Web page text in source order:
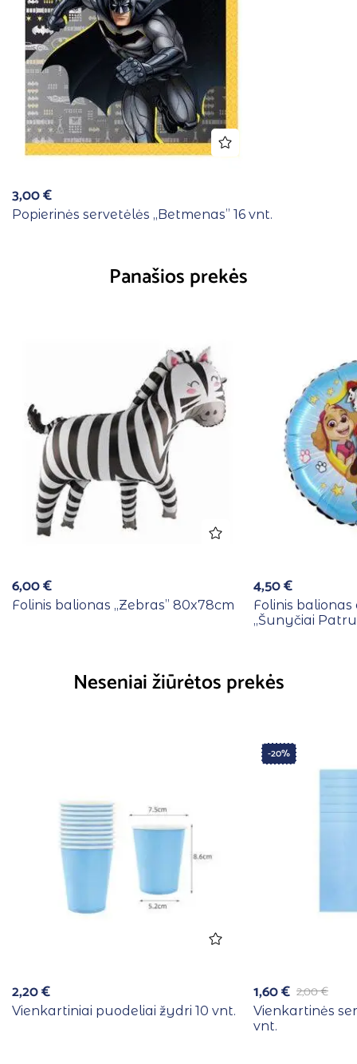
3,00€
Popierinės servetėlės ,,Betmenas” 16 vnt.
Panašios prekės
6,00€
Folinis balionas ,,Zebras” 80x78cm
4,50€
Folinis
,,Šunyčiai
Neseniai žiūrėtos prekės
2,20€
Vienkartiniai puodeliai žydri 10 vnt.
-20%
2,00€
1,60€
Vienkartinės
vnt.